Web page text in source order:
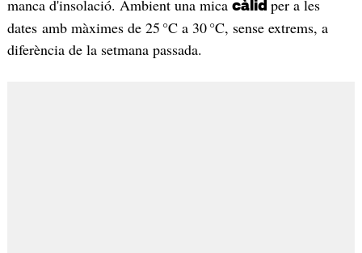
manca d'insolació. Ambient una mica càlid per a les
dates amb màximes de 25 °C a 30 °C, sense extrems, a
diferència de la setmana passada.